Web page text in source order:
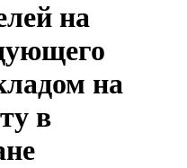
на
на
в